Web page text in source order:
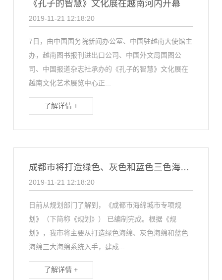
《孔子的智慧》文化展在越南河内开幕
2019-11-21 12:18:20
7日，由中国国务院新闻办公室、中国驻越南大使馆主
办，越南图书报刊进出口公司、中国外文局国图公
司、中国报道杂志社承办的《孔子的智慧》文化展在
越南文化艺术展览中心正...
了解详情 +
成都市将打造绿色、灰色和蓝色三色海绵系统
2019-11-21 12:18:20
日前从规划部门了解到，《成都市海绵城市专项规
划》（下简称《规划》） 已编制完成。根据《规
划》，我市将主要从打造绿色海绵、灰色海绵和蓝色
海绵三大海绵系统入手，建成...
了解详情 +